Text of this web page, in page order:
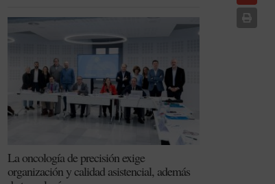
La oncología de precisión exige
organización y calidad asistencial, además